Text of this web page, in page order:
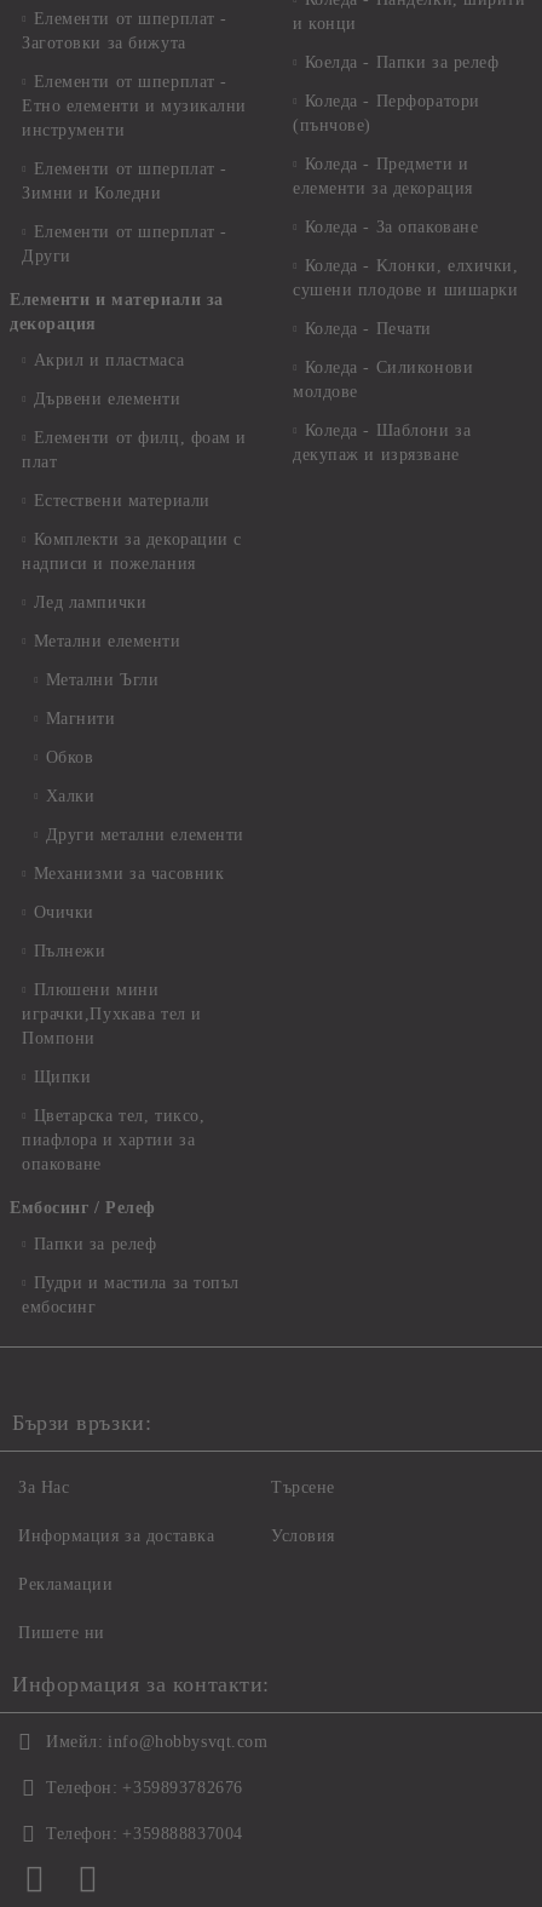
Елементи от шперплат -
Заготовки за бижута
Елементи от шперплат -
Етно елементи и музикални
инструменти
Елементи от шперплат -
Зимни и Коледни
Елементи от шперплат -
Други
Елементи и материали за
декорация
Акрил и пластмаса
Дървени елементи
Елементи от филц, фоам и
плат
Естествени материали
Комплекти за декорации с
надписи и пожелания
Лед лампички
Метални елементи
Метални Ъгли
Магнити
Обков
Халки
Други метални елементи
Механизми за часовник
Очички
Пълнежи
Плюшени мини
играчки,Пухкава тел и
Помпони
Щипки
Цветарска тел, тиксо,
пиафлора и хартии за
опаковане
Ембосинг / Релеф
Папки за релеф
Пудри и мастила за топъл
ембосинг
и конци
Коелда - Папки за релеф
Коледа - Перфоратори
(пънчове)
Коледа - Предмети и
елементи за декорация
Коледа - За опаковане
Коледа - Kлонки, елхички,
сушени плодове и шишарки
Коледа - Печати
Коледа - Силиконови
молдове
Коледа - Шаблони за
декупаж и изрязване
Бързи връзки:
За Нас
Информация за доставка
Рекламации
Пишете ни
Търсене
Условия
Информация за контакти:
Имейл: info@hobbysvqt.com
Телефон: +359893782676
Телефон: +359888837004